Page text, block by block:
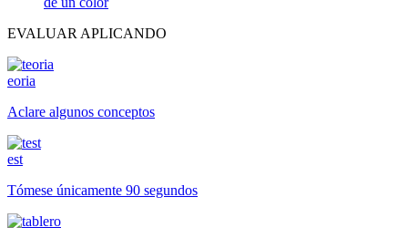
EVALUAR APLICANDO
eoria
Aclare algunos conceptos
est
Tómese únicamente 90 segundos